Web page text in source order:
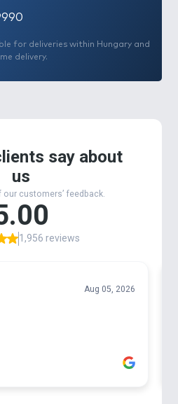
for deliveries within Hungary and
delivery.